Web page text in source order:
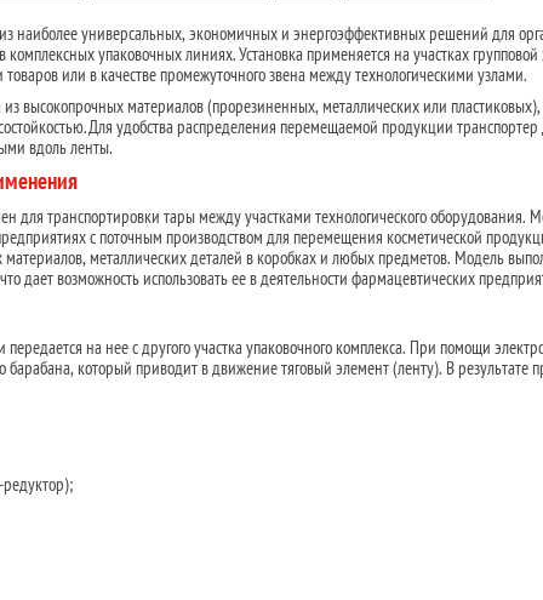
наиболее универсальных, экономичных и энергоэффективных решений для
упаковочных линиях. Установка применяется на участках групповой
или в качестве промежуточного звена между технологическими узлами.
из высокопрочных материалов (прорезиненных, металлических или пластиковых),
Для удобства распределения перемещаемой продукции
вдоль ленты.
для транспортировки тары между участками технологического оборудования.
с поточным производством для перемещения косметической
металлических деталей в коробках и любых предметов. Модель
дает возможность использовать ее в деятельности фармацевтических
передается на нее с другого участка упаковочного комплекса. При помощи
барабана, который приводит в движение тяговый элемент (ленту). В результате